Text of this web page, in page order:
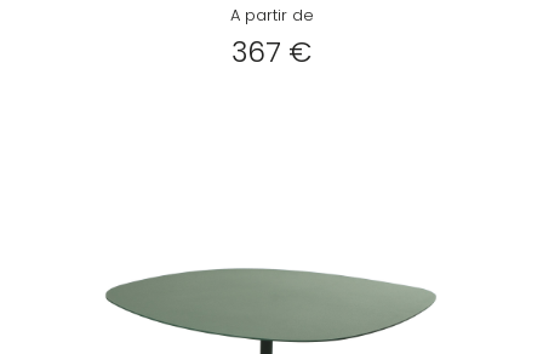
A partir de
367 €